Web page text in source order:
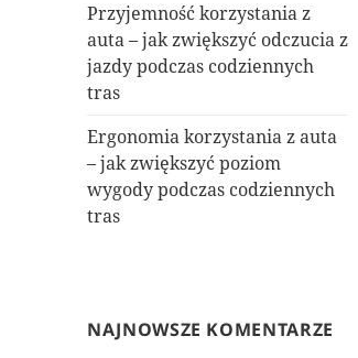
Przyjemność korzystania z
auta – jak zwiększyć odczucia z
jazdy podczas codziennych
tras
Ergonomia korzystania z auta
– jak zwiększyć poziom
wygody podczas codziennych
tras
NAJNOWSZE KOMENTARZE